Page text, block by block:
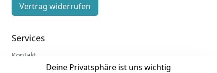
Deine Privatsphäre ist uns wichtig
Vertrag widerrufen
Services
Kontakt